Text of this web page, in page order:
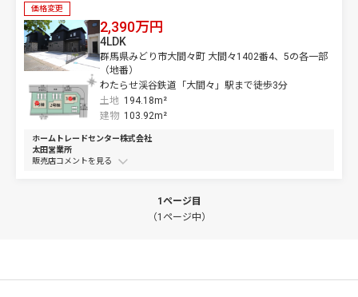
価格変更
2,390万円
群馬県みどり市大間々町 大間々1402番4、5の各一部
（地番）
わたらせ渓谷鉄道「大間々」駅まで徒歩3分
土地 194.18m²
4LDK
建物 103.92m²
ホームトレードセンター株式会社
太田営業所
販売店コメントを
1ページ目
（1ページ中）